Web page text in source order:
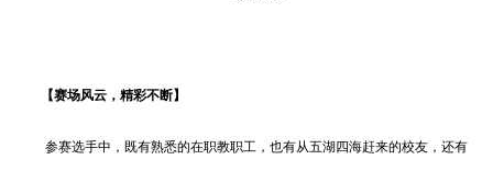
【赛场风云，精彩不断】
参赛选手中，既有熟悉的在职教职工，也有从五湖四海赶来的校友，还有